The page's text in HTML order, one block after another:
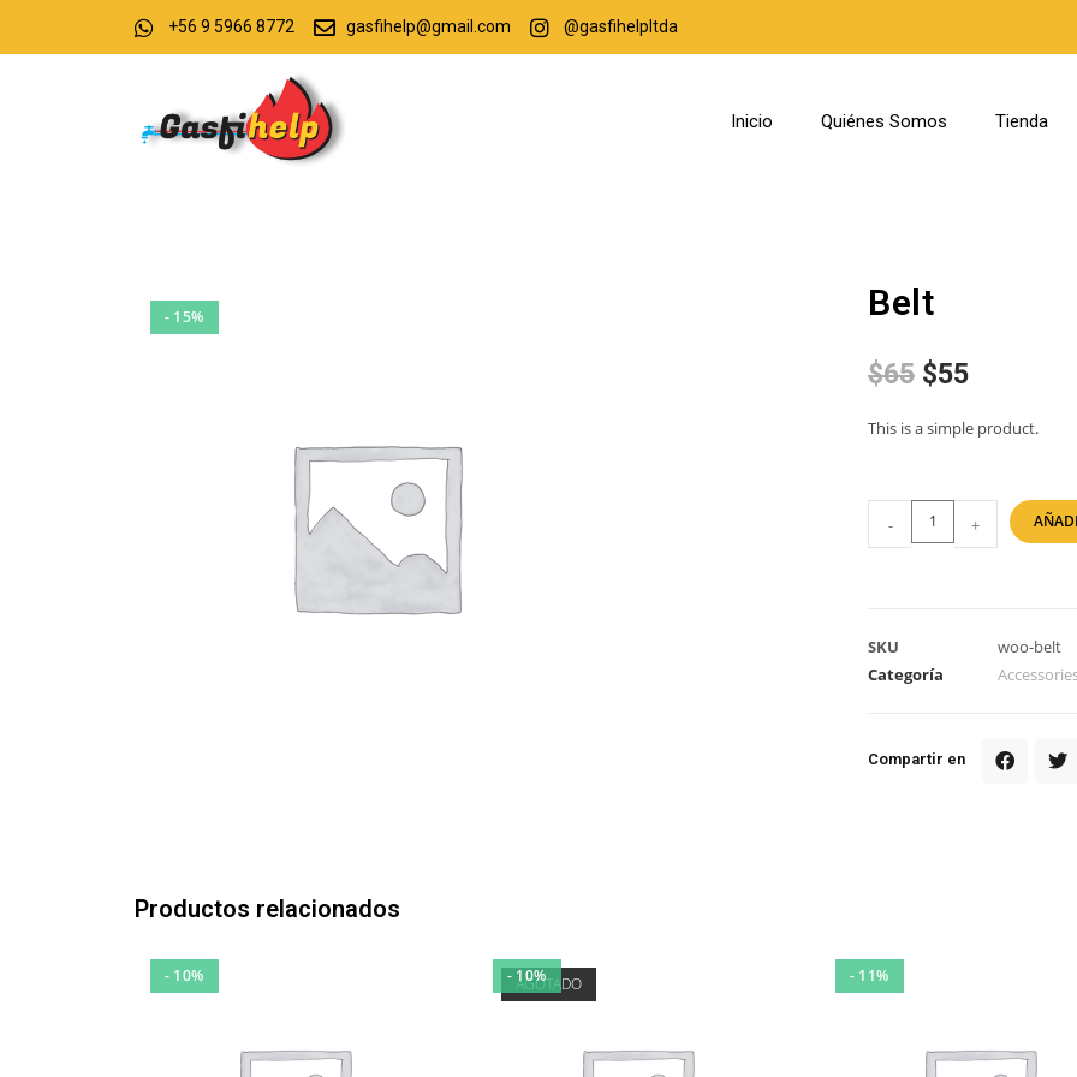
+56 9 5966 8772 gasfihelp@gmail.com @gasfihelpltda
Inicio Quiénes Somos Tienda
- 15% Belt
$65 $55
This is a simple product.
- +
SKU
woo-belt
Categoría
Compartir en
Productos relacionados
- 10% AGOTADO
- 10% - 11%